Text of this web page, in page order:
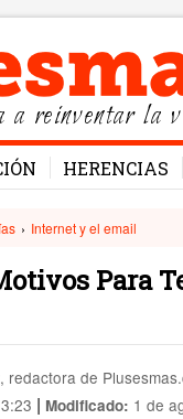
a reinventar la
HERENCIAS
› Internet y el email
Para
, redactora de
| Modificado: 1 de